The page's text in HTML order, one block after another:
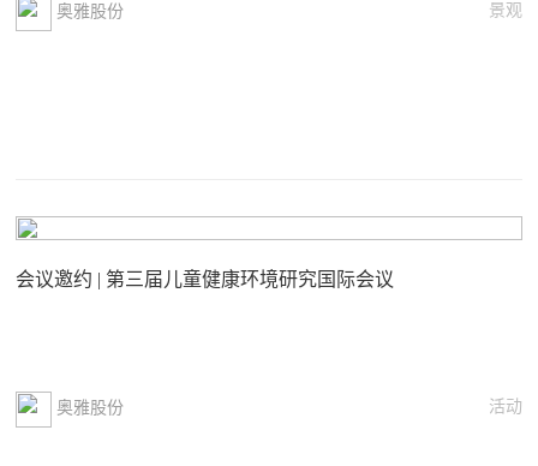
奥雅股份 景观
会议邀约 | 第三届儿童健康环境研究国际会议
奥雅股份 活动